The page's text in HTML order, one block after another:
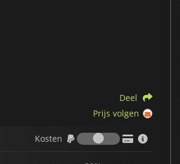
Deel
Prijs volgen
Kosten
Kosten